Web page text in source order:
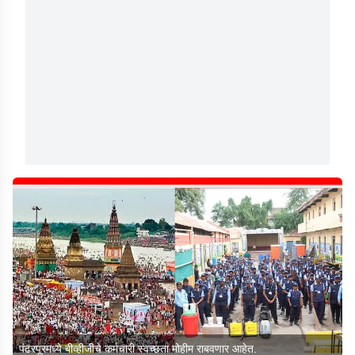
पंढरपूरमध्ये बीव्हीजीचे कर्मचारी स्वच्छता मोहीम राबवणार आहेत.